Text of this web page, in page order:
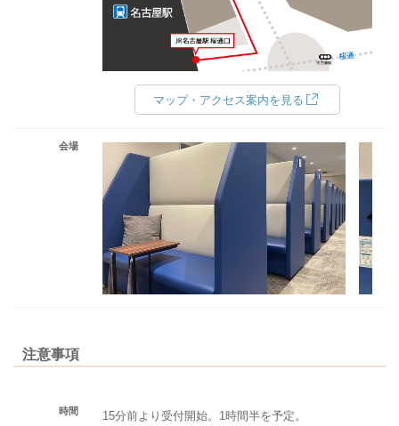
マップ・アクセス案内を見る
会場
注意事項
時間
15分前より受付開始。1時間半を予定。